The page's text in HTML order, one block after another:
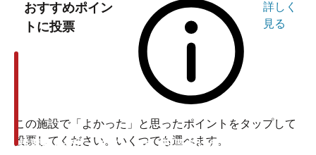
おすすめポイン
トに投票
詳しく
見る
この施設で「よかった」と思ったポイントをタップして
投票してください。いくつでも選べます。
投票ありがとうございます 投票ありがとうございます